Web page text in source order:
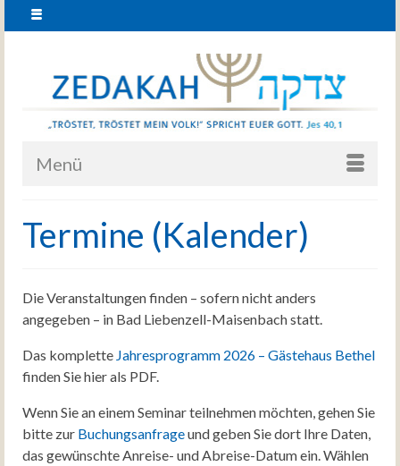
Menü
Termine (Kalender)
Die Veranstaltungen finden – sofern nicht anders
angegeben – in Bad Liebenzell-Maisenbach statt.
Das komplette Jahresprogramm 2026 – Gästehaus Bethel
finden Sie hier als PDF.
Wenn Sie an einem Seminar teilnehmen möchten, gehen Sie
bitte zur Buchungsanfrageund geben Sie dort Ihre Daten,
das gewünschte Anreise- und Abreise-Datum ein. Wählen